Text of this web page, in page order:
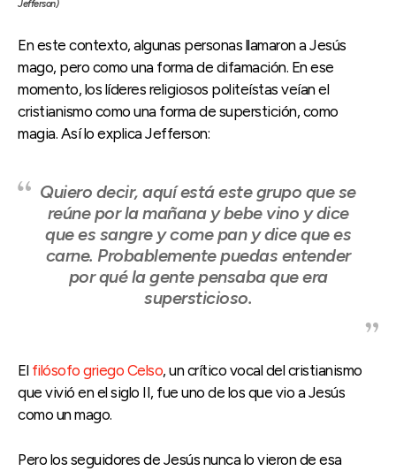
Jefferson)
En este contexto, algunas personas llamaron a Jesús
mago, pero como una forma de difamación. En ese
momento, los líderes religiosos politeístas veían el
cristianismo como una forma de superstición, como
magia. Así lo explica Jefferson:
Quiero decir, aquí está este grupo que se
reúne por la mañana y bebe vino y dice
que es sangre y come pan y dice que es
carne. Probablemente puedas entender
por qué la gente pensaba que era
supersticioso.
El filósofo griego Celso, un crítico vocal del cristianismo
que vivió en el siglo II, fue uno de los que vio a Jesús
como un mago.
Pero los seguidores de Jesús nunca lo vieron de esa